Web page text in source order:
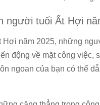
người tuổi Ất Hợi
Hợi năm 2025, những
động về mặt công việc,
ngoan của bạn có thể